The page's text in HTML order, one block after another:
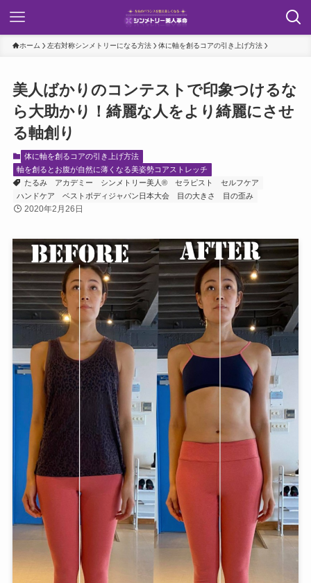
ホーム 左右対称シンメトリーになる方法 体に軸を創るコアの引き上げ方法
美人ばかりのコンテストで印象つけるな
ら大助かり！綺麗な人をより綺麗にさせ
る軸創り
体に軸を創るコアの引き上げ方法
軸を創るとお腹が自然に薄くなる美姿勢コアストレッチ
たるみ
アカデミー シンメトリー美人® セラピスト
セルフケア
ハンドケア
ベストボディジャパン日本大会 目の大きさ 目の歪み
2020年2月26日